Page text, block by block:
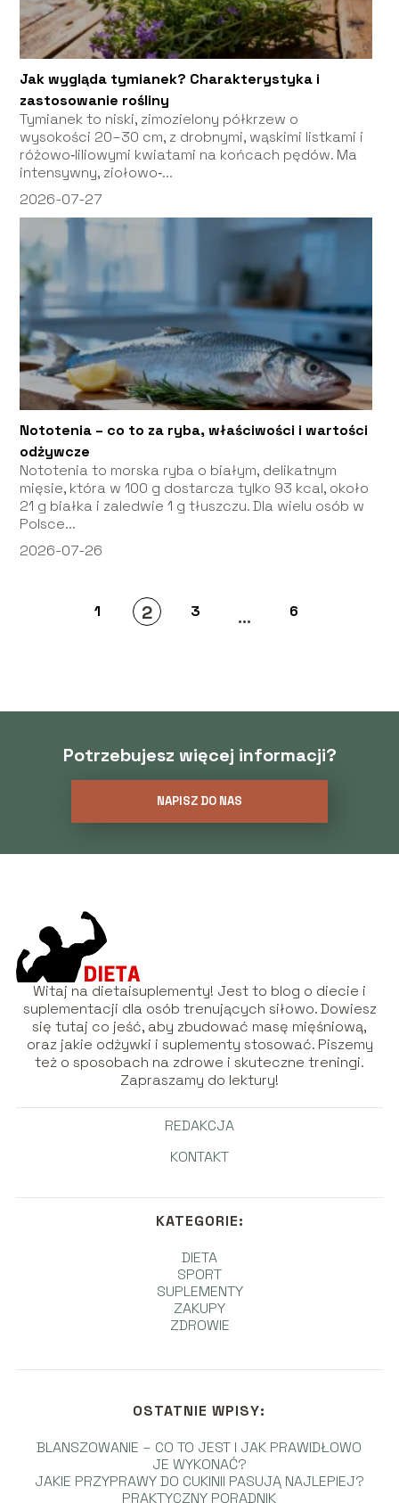
Jak wygląda tymianek? Charakterystyka i
zastosowanie rośliny
Tymianek to niski, zimozielony półkrzew o
wysokości 20–30 cm, z drobnymi, wąskimi listkami i
różowo‑liliowymi kwiatami na końcach pędów. Ma
intensywny, ziołowo‑...
2026-07-27
Nototenia – co to za ryba, właściwości i wartości
odżywcze
Nototenia to morska ryba o białym, delikatnym
mięsie, która w 100 g dostarcza tylko 93 kcal, około
21 g białka i zaledwie 1 g tłuszczu. Dla wielu osób w
Polsce...
2026-07-26
1 2 3 ... 6
Potrzebujesz więcej informacji?
NAPISZ DO NAS
Witaj na dietaisuplementy! Jest to blog o diecie i
suplementacji dla osób trenujących siłowo. Dowiesz
się tutaj co jeść, aby zbudować masę mięśniową,
oraz jakie odżywki i suplementy stosować. Piszemy
też o sposobach na zdrowe i skuteczne treningi.
Zapraszamy do lektury!
REDAKCJA
KONTAKT
KATEGORIE:
DIETA
SPORT
SUPLEMENTY
ZAKUPY
ZDROWIE
OSTATNIE WPISY:
BLANSZOWANIE – CO TO JEST I JAK PRAWIDŁOWO
JE WYKONAĆ?
JAKIE PRZYPRAWY DO CUKINII PASUJĄ NAJLEPIEJ?
PRAKTYCZNY PORADNIK